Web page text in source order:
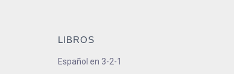
LIBROS
Español en 3-2-1